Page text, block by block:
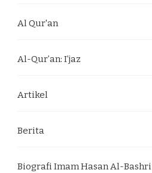
Al Qur'an
Al-Qur’an: I’jaz
Artikel
Berita
Biografi Imam Hasan Al-Bashri